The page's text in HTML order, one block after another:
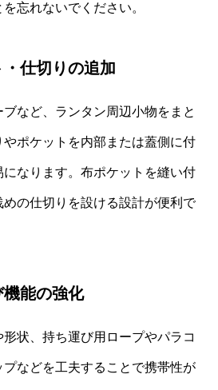
忘れないでください。
仕切りの追加
など、ランタン周辺小物をまと
ポケットを内部または蓋側に付
なります。布ポケットを縫い付
の仕切りを設ける設計が便利で
能の強化
状、持ち運び用ロープやパラコ
などを工夫することで携帯性が